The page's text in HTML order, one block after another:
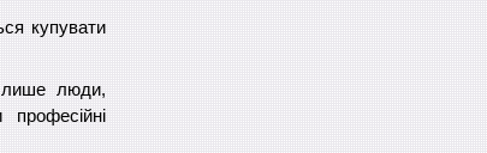
купувати
лише люди,